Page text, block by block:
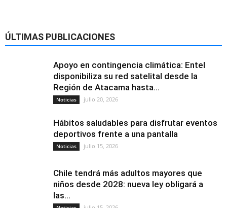
ÚLTIMAS PUBLICACIONES
Apoyo en contingencia climática: Entel
disponibiliza su red satelital desde la
Región de Atacama hasta...
Noticias julio 20, 2026
Hábitos saludables para disfrutar eventos
deportivos frente a una pantalla
Noticias julio 15, 2026
Chile tendrá más adultos mayores que
niños desde 2028: nueva ley obligará a
las...